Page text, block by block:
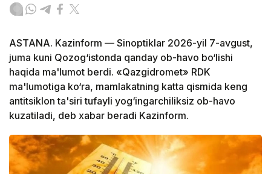
ASTANA. Kazinform — Sinoptiklar 2026-yil 7-avgust,
juma kuni Qozog‘istonda qanday ob-havo bo‘lishi
haqida ma'lumot berdi. «Qazgidromet» RDK
ma'lumotiga ko‘ra, mamlakatning katta qismida keng
antitsiklon ta'siri tufayli yog‘ingarchiliksiz ob-havo
kuzatiladi, deb xabar beradi Kazinform.